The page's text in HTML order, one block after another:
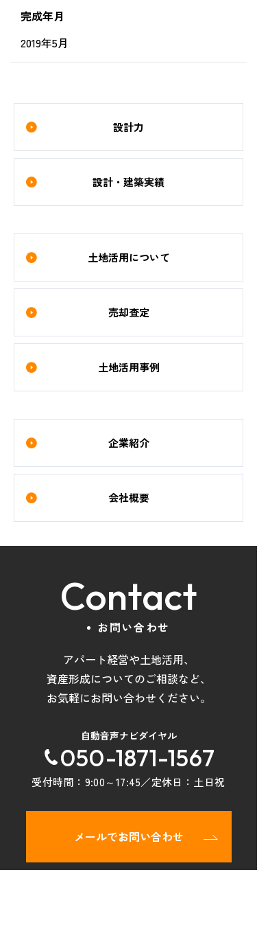
完成年月
2019年5月
設計力
設計・建築実績
土地活用について
売却査定
土地活用事例
企業紹介
会社概要
Contact
お問い合わせ
アパート経営や土地活用、
資産形成についてのご相談など、
お気軽にお問い合わせください。
自動音声ナビダイヤル
050-1871-1567
受付時間： 9:00～17:45／定休日： 土日祝
メールでお問い合わせ